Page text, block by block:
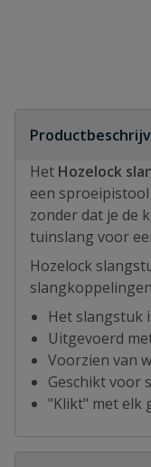
Het Hozelock
een
zonder dat je de
tuinslang voor
Hozelock
Het slangstuk
Uitgevoerd
Voorzien van
Geschikt voor
"Klikt" met elk